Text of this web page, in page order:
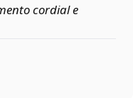
cordial e